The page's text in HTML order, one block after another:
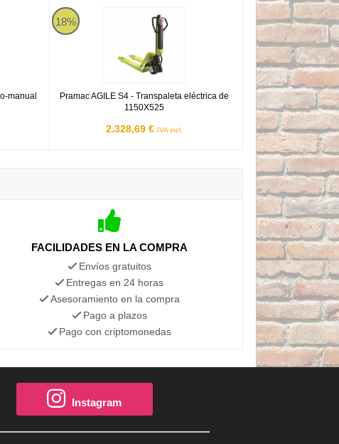
manual
manual
18%
Pramac AGILE S4 - Transpaleta eléctrica de
1150X525
2.328,69 € IVA incl.
Pramac AGILE S4 - Transpaleta eléctrica de 1150X525
FACILIDADES EN LA COMPRA
Envíos gratuitos
Entregas en 24 horas
Asesoramiento en la compra
Pago a plazos
Pago con criptomonedas
Instagram